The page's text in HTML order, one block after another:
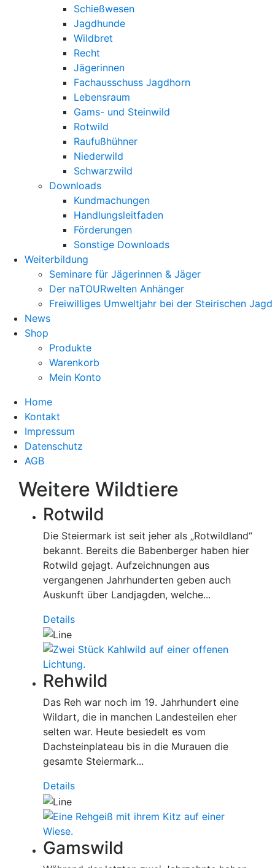
Schießwesen
Jagdhunde
Wildbret
Recht
Jägerinnen
Fachausschuss Jagdhorn
Lebensraum
Gams- und Steinwild
Rotwild
Raufußhühner
Niederwild
Schwarzwild
Downloads
Kundmachungen
Handlungsleitfaden
Förderungen
Sonstige Downloads
Weiterbildung
Seminare für Jägerinnen & Jäger
Der naTOURwelten Anhänger
Freiwilliges Umweltjahr bei der Steirischen Jagd
News
Shop
Produkte
Warenkorb
Mein Konto
Home
Kontakt
Impressum
Datenschutz
AGB
Weitere Wildtiere
Rotwild
Die Steiermark ist seit jeher als „Rotwildland“
bekannt. Bereits die Babenberger haben hier
Rotwild gejagt. Aufzeichnungen aus
vergangenen Jahrhunderten geben auch
Auskunft über Landjagden, welche...
Details
Rehwild
Das Reh war noch im 19. Jahrhundert eine
Wildart, die in manchen Landesteilen eher
selten war. Heute besiedelt es vom
Dachsteinplateau bis in die Murauen die
gesamte Steiermark...
Details
Gamswild